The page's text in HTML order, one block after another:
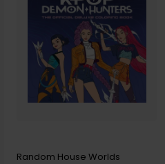
Random House Worlds